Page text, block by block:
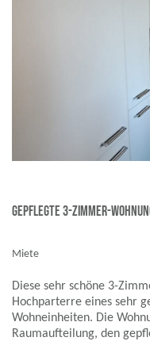
Gepflegte 3-Zimmer-
Miete
Diese sehr schöne 3-
Hochparterre eines sehr
Wohneinheiten. Die
Raumaufteilung, den